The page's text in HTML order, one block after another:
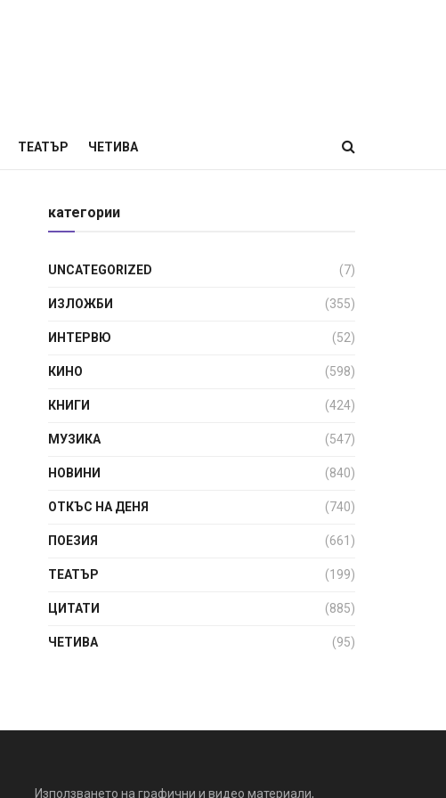
ТЕАТЪР ЧЕТИВА
категории
UNCATEGORIZED (7)
ИЗЛОЖБИ (355)
ИНТЕРВЮ (52)
КИНО (598)
КНИГИ (424)
МУЗИКА (547)
НОВИНИ (840)
ОТКЪС НА ДЕНЯ (740)
ПОЕЗИЯ (661)
ТЕАТЪР (199)
ЦИТАТИ (885)
ЧЕТИВА (95)
Използването на графични и видео материали,